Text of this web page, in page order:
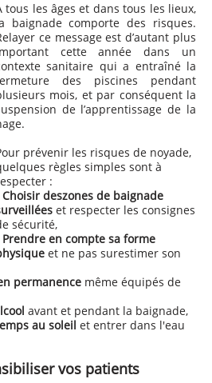
tous les âges et dans tous les lieux,
baignade comporte des risques.
ce message est d’autant plus
cette année dans un
sanitaire qui a entraîné la
des piscines pendant
mois, et par conséquent la
de l’apprentissage de la
prévenir les risques de noyade,
règles simples sont à
:
hoisir deszones de baignade
et respecter les consignes
sécurité,
rendre en compte sa forme
et ne pas surestimer son
permanence même équipés de
avant et pendant la baignade,
au soleil et entrer dans l'eau
vos patients